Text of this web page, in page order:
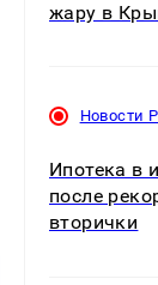
жару в
Новости
Ипотека в
после
вторички